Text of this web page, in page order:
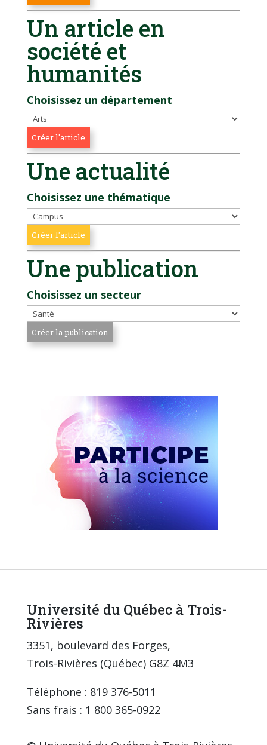
Un article en
société et
humanités
Choisissez un département
Une actualité
Choisissez une thématique
Une publication
Choisissez un secteur
Université du Québec à Trois-
Rivières
3351, boulevard des Forges,
Trois-Rivières (Québec) G8Z 4M3
Téléphone : 819 376-5011
Sans frais : 1 800 365-0922